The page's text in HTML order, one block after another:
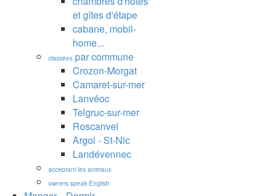
et gîtes d'étape
cabane, mobil-
home...
classées par commune
Crozon-Morgat
Camaret-sur-mer
Lanvéoc
Telgruc-sur-mer
Roscanvel
Argol - St-Nic
Landévennec
acceptant les animaux
owners speak English